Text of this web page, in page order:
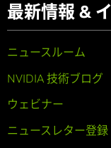
最新情報 &
ニュースルーム
NVIDIA 技術ブログ
ウェビナー
ニュースレター登録